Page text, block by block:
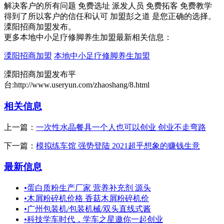
解决客户的所有问题 免费选址 派发人员 免费拓客 免费教学
得到了所以客户的信任和认可 加盟彭之道 是您正确的选择。
溧阳招商加盟发布。
更多本地中小足疗修脚养生加盟最新相关信息：
溧阳招商加盟 本地中小足疗修脚养生加盟
溧阳招商加盟发布平
台:http://www.useryun.com/zhaoshang/8.html
相关信息
上一篇： 一次性水晶餐具一个人也可以创业 创业不走弯路
下一篇： 模拟练车馆 强势登陆 2021超乎想象的赚钱生意
最新信息
•蛋白质粉生产厂家 营养补充剂 源头
•木屑粉碎机价格 香菇木屑粉碎机价
•广州包装机/包装机械/双头直线式酱
•科技学车时代，学车之星邀你一起创业